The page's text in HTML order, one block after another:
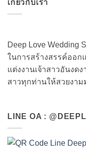
เกี่ยวกับเรา
Deep Love Wedding
ในการสร้างสรรค์ออ
แต่งงานเจ้าสาวอันงด
สาวทุกท่านให้สวยงา
LINE OA :